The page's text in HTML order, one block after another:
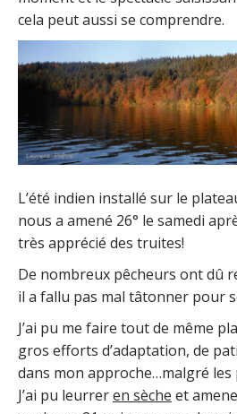
cela peut aussi se comprendre.
L’été indien installé sur le
nous a amené 26° le samedi
très apprécié des truites!
De nombreux pêcheurs ont dû
il a fallu pas mal tâtonner pour
J’ai pu me faire tout de même
gros efforts d’adaptation, de
dans mon approche…malgré les
J’ai pu leurreren sèche et